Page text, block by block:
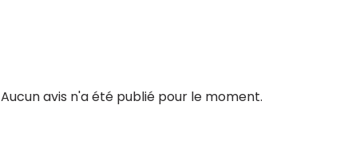
Aucun avis n'a été publié pour le moment.